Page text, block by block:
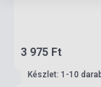
3 975 Ft
Készlet: 1-10